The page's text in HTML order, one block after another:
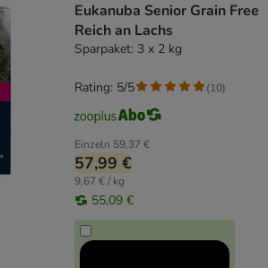
Eukanuba Senior Grain Free
Reich an Lachs
Sparpaket: 3 x 2 kg
Einzeln 59,37 €
57,99 €
9,67 € / kg
55,09 €
Rating: 5/5 (10)